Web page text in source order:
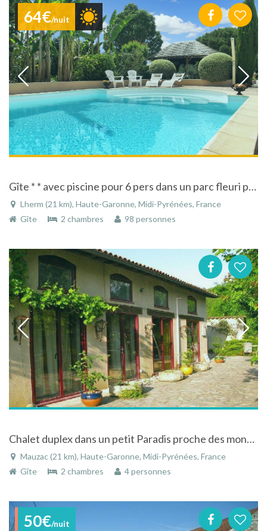
64€/nuit
Gîte * * avec piscine pour 6 pers dans un parc fleuri près de Toulouse - Lherm
Lherm (21 km), Haute-Garonne, Midi-Pyrénées, France
Gîte
2 chambres 98 personnes
Chalet duplex dans un petit Paradis proche des montagnes Pyrénéennes
Mauzac (21 km), Haute-Garonne, Midi-Pyrénées, France
Gîte
2 chambres 4 personnes
50€/nuit